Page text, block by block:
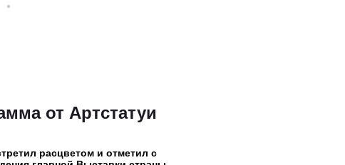
от Артстатуи
расцветом и отметил с